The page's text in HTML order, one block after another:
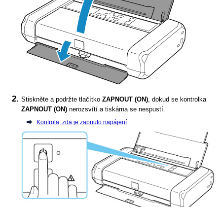
Stiskněte a podržte tlačítkoZAPNOUT (ON) , dokud se kontrolka
ZAPNOUT (ON) nerozsvítí atiskárna se nespustí.
Kontrola, zda je zapnuto napájení